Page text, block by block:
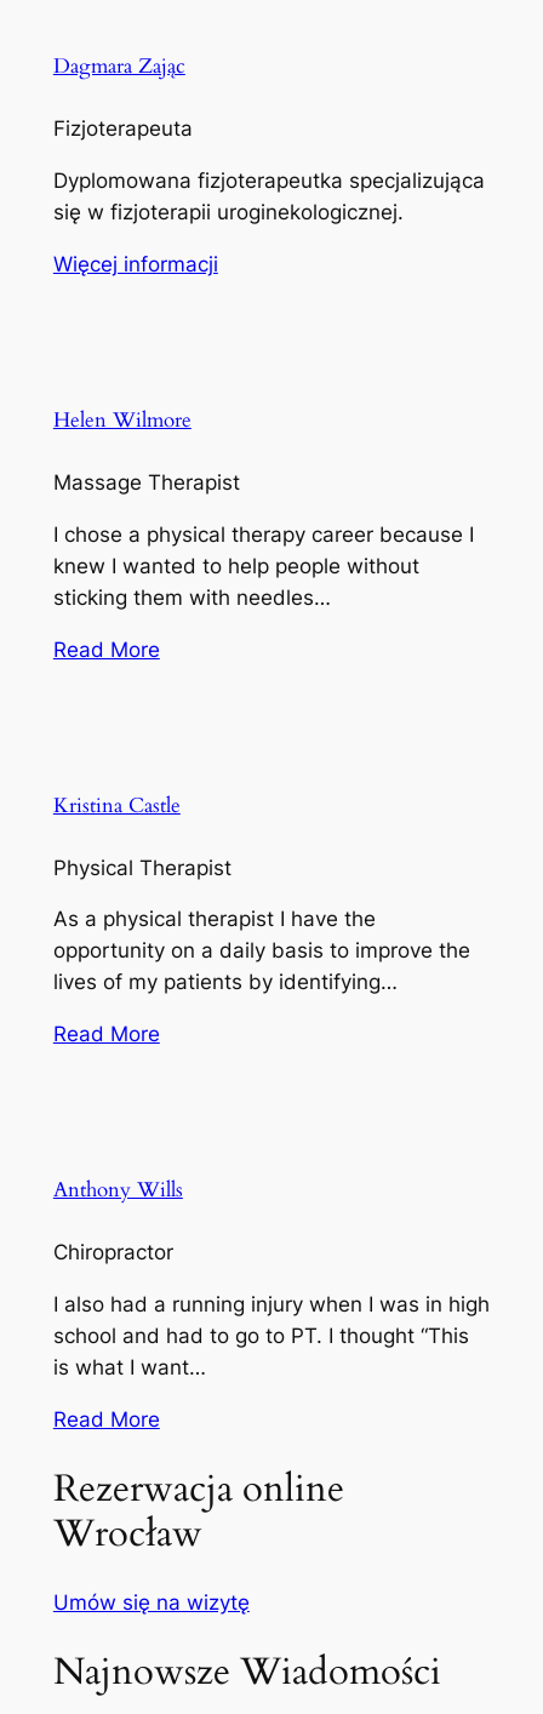
Dagmara Zając
Fizjoterapeuta
Dyplomowana fizjoterapeutka specjalizująca
się w fizjoterapii uroginekologicznej.
Więcej informacji
Helen Wilmore
Massage Therapist
I chose a physical therapy career because I
knew I wanted to help people without
sticking them with needles…
Read More
Kristina Castle
Physical Therapist
As a physical therapist I have the
opportunity on a daily basis to improve the
lives of my patients by identifying…
Read More
Anthony Wills
Chiropractor
I also had a running injury when I was in high
school and had to go to PT. I thought “This
is what I want…
Read More
Rezerwacja online
Wrocław
Umów się na wizytę
Najnowsze Wiadomości